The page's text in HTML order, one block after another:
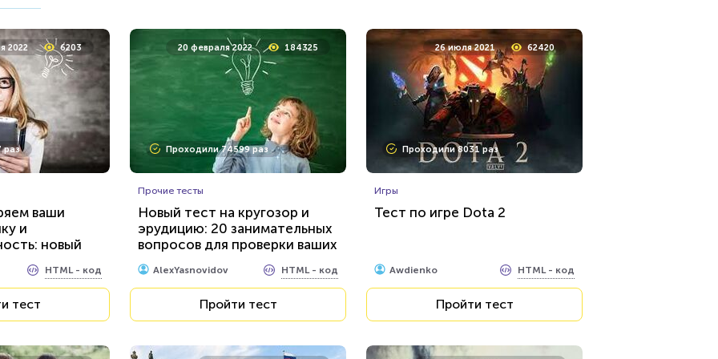
2021
раза
столицы
Америки
тест
Проходили 12100 раз
География
Сложный и очень интересный
тест по географии
AlexYasnovidov HTML - код
Пройти тест
Проходили 157 раз
Музыка
Стинг - человек-легенда,
любимец всех возрастов и
всех континентов
Пройти тест
2022 6203
раз
ваши
и
новый
HTML - код
тест
20 февраля 2022 184325
Проходили 74599 раз
Прочие тесты
Новый тест на кругозор и
эрудицию: 20 занимательных
вопросов для проверки ваших
знаний...
AlexYasnovidov HTML - код
Пройти тест
26 июля 2021 62420
Проходили 8031 раз
Игры
Тест по игре Dota 2
Awdienko HTML - код
Пройти тест